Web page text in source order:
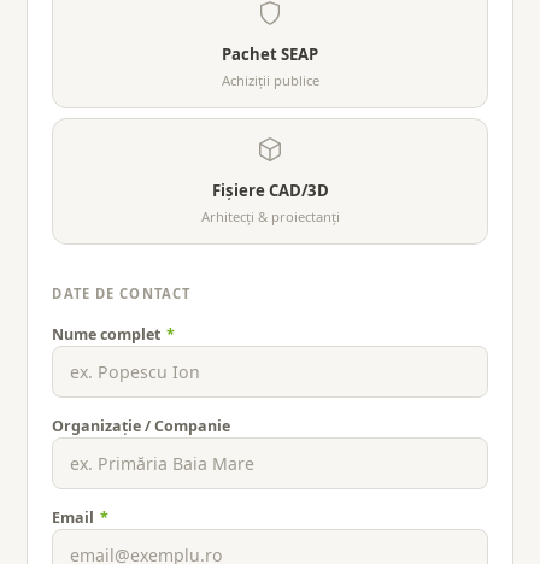
Pachet SEAP
Achiziții publice
Fișiere CAD/3D
Arhitecți & proiectanți
DATE DE CONTACT
Nume complet *
Organizație / Companie
Email *